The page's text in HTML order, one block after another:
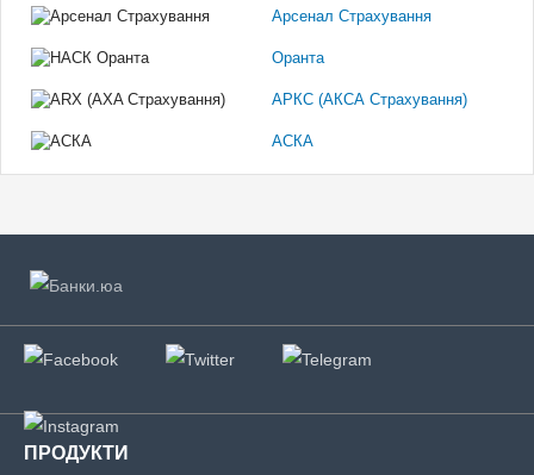
Арсенал Страхування
Оранта
АРКС (АКСА Страхування)
АСКА
ПРОДУКТИ